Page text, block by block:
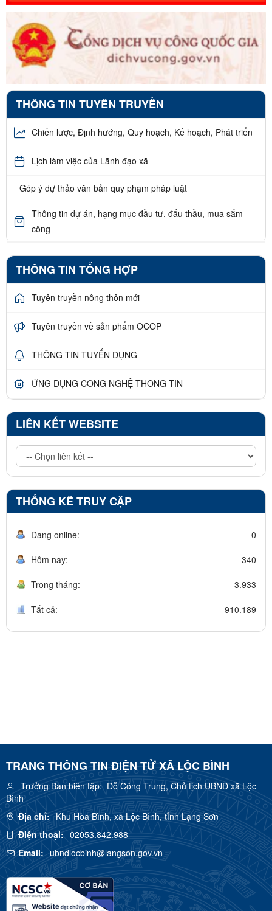
THÔNG TIN TUYÊN TRUYỀN
Chiến lược, Định hướng, Quy hoạch, Kế hoạch, Phát triển
Lịch làm việc của Lãnh đạo xã
Góp ý dự thảo văn bản quy phạm pháp luật
Thông tin dự án, hạng mục đầu tư, đấu thầu, mua sắm
công
THÔNG TIN TỔNG HỢP
Tuyên truyền nông thôn mới
Tuyên truyền về sản phẩm OCOP
THÔNG TIN TUYỂN DỤNG
ỨNG DỤNG CÔNG NGHỆ THÔNG TIN
LIÊN KẾT WEBSITE
THỐNG KÊ TRUY CẬP
Đang online: 0
Hôm nay: 340
Trong tháng: 3.933
Tất cả: 910.189
TRANG THÔNG TIN ĐIỆN TỬ XÃ LỘC BÌNH
Trưởng Ban biên tập:Đỗ Công Trung, Chủ tịch UBND xã Lộc
Bình
Địa chỉ: Khu Hòa Bình, xã Lộc Bình, tỉnh Lạng Sơn
Điện thoại: 02053.842.988
Email: ubndlocbinh@langson.gov.vn